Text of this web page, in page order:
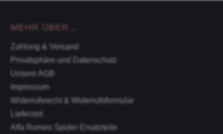
MEHR ÜBER...
Zahlung & Versand
Privatsphäre und Datenschutz
Unsere AGB
Impressum
Widerrufsrecht & Widerrufsformular
Lieferzeit
Alfa Romeo Spider Ersatzteile